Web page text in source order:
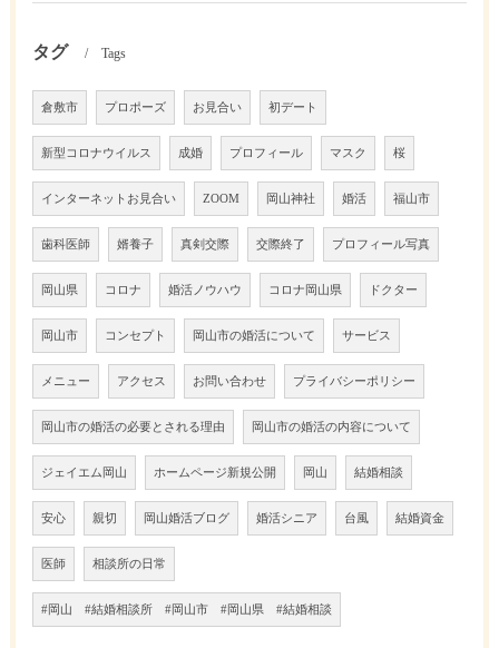
タグ Tags
倉敷市 プロポーズ お見合い 初デート
新型コロナウイルス 成婚 プロフィール マスク 桜
インターネットお見合い ZOOM 岡山神社 婚活 福山市
歯科医師 婿養子 真剣交際 交際終了 プロフィール写真
岡山県 コロナ 婚活ノウハウ コロナ岡山県 ドクター
岡山市 コンセプト 岡山市の婚活について サービス
メニュー アクセス お問い合わせ プライバシーポリシー
岡山市の婚活の必要とされる理由 岡山市の婚活の内容について
ジェイエム岡山 ホームページ新規公開 岡山 結婚相談
安心 親切 岡山婚活ブログ 婚活シニア 台風 結婚資金
医師 相談所の日常
#岡山 #結婚相談所 #岡山市 #岡山県 #結婚相談